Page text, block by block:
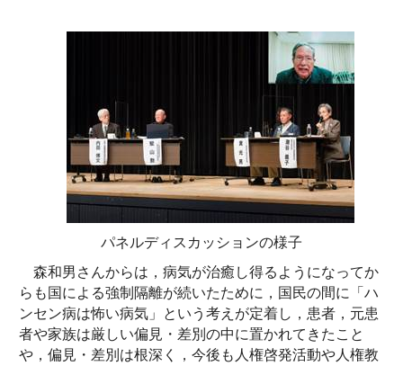
パネルディスカッションの様子
森和男さんからは，病気が治癒し得るようになってか
らも国による強制隔離が続いたために，国民の間に「ハ
ンセン病は怖い病気」という考えが定着し，患者，元患
者や家族は厳しい偏見・差別の中に置かれてきたこと
や，偏見・差別は根深く，今後も人権啓発活動や人権教